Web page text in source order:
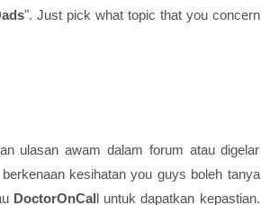
". Just pick what topic that you concern
ulasan awam dalam forum atau digelar
kesihatan you guys boleh tanya
DoctorOnCall untuk dapatkan kepastian.